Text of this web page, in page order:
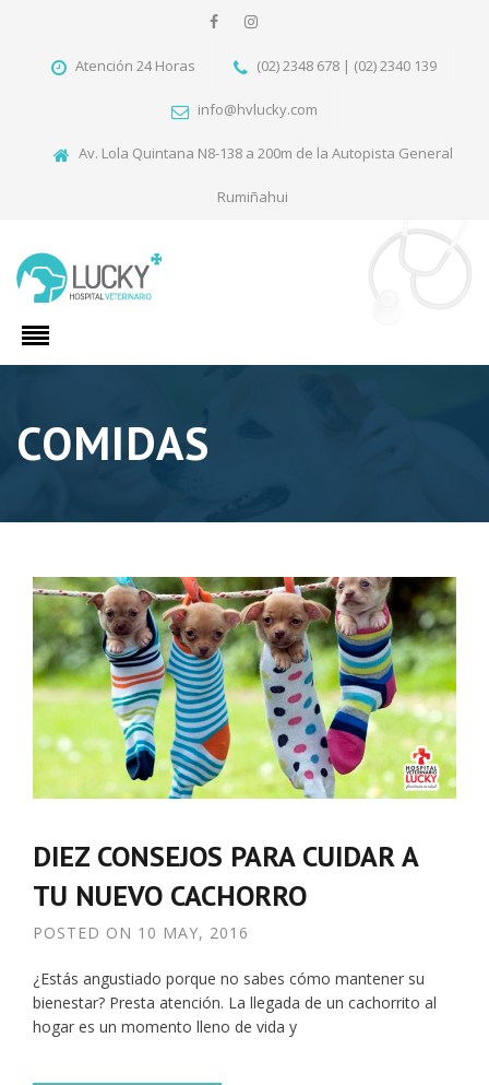
Atención 24 Horas (02) 2348 678 | (02) 2340 139
info@hvlucky.com
Av. Lola Quintana N8-138 a 200m de la Autopista General
Rumiñahui
COMIDAS
DIEZ CONSEJOS PARA CUIDAR A
TU NUEVO CACHORRO
POSTED ON 10 MAY, 2016
¿Estás angustiado porque no sabes cómo mantener su
bienestar? Presta atención. La llegada de un cachorrito al
hogar es un momento lleno de vida y